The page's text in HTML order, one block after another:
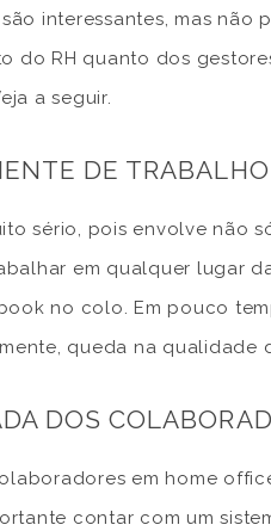
interessantes, mas
do RH quanto dos
a seguir.
DE TRABALHO
sério, pois envolve não
em qualquer lugar
no colo. Em pouco
queda na qualidade
DOS
em home
contar com um